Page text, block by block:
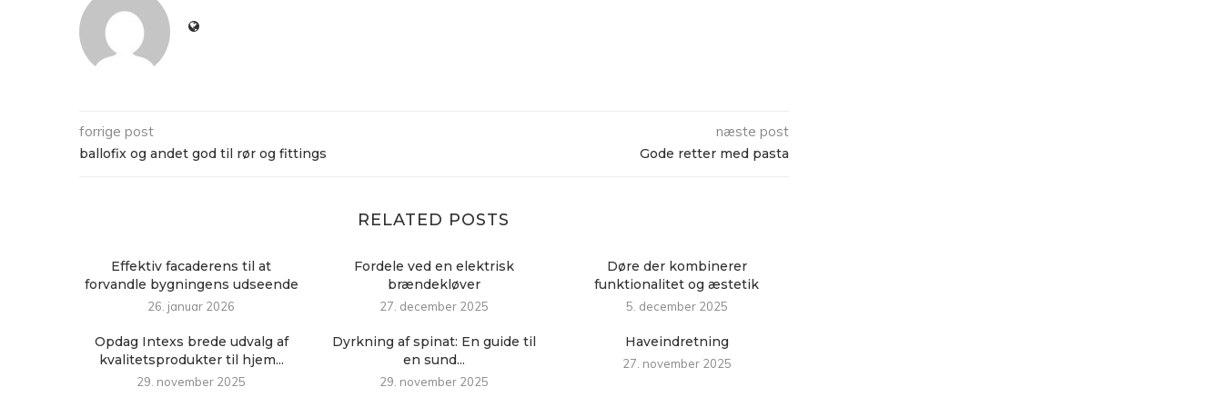
forrige post
ballofix og andet god til rør og fittings
næste post
Gode retter med pasta
RELATED POSTS
Effektiv facaderens til at
forvandle bygningens udseende
26. januar 2026
Fordele ved en elektrisk
brændekløver
27. december 2025
Døre der kombinerer
funktionalitet og æstetik
5. december 2025
Opdag Intexs brede udvalg af
kvalitetsprodukter til hjem...
29. november 2025
Dyrkning af spinat: En guide til
en sund...
29. november 2025
Haveindretning
27. november 2025